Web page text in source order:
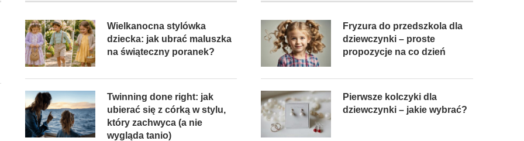
Wielkanocna stylówka
dziecka: jak ubrać maluszka
na świąteczny poranek?
Twinning done right: jak
ubierać się z córką w stylu,
który zachwyca (a nie
wygląda tanio)
Fryzura do przedszkola dla
dziewczynki – proste
propozycje na co dzień
Pierwsze kolczyki dla
dziewczynki – jakie wybrać?